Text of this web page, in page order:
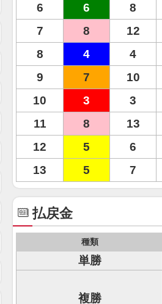
6
6 8
7
8 12
8
4 4
9
7 10
10
3 3
11
8 13
12
5 6
13
5 7
払戻金
種類
単勝
複勝